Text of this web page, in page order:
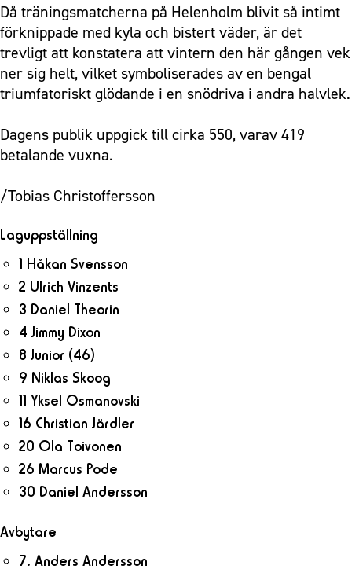
Då träningsmatcherna på Helenholm blivit så intimt
förknippade med kyla och bistert väder, är det
trevligt att konstatera att vintern den här gången vek
ner sig helt, vilket symboliserades av en bengal
triumfatoriskt glödande i en snödriva i andra halvlek.
Dagens publik uppgick till cirka 550, varav 419
betalande vuxna.
/Tobias Christoffersson
Laguppställning
1 Håkan Svensson
2 Ulrich Vinzents
3 Daniel Theorin
4 Jimmy Dixon
8 Junior (46)
9 Niklas Skoog
11 Yksel Osmanovski
16 Christian Järdler
20 Ola Toivonen
26 Marcus Pode
30 Daniel Andersson
Avbytare
7. Anders Andersson